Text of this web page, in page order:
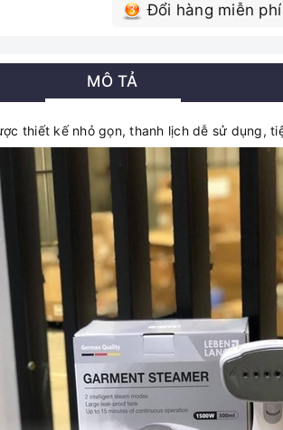
Đổi hàng miễn
MÔ TẢ
thiết kế nhỏ gọn, thanh lịch dễ sử dụng,